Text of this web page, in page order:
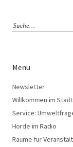
Menü
Newsletter
Willkommen im
Service:
Hörde im Radio
Räume für